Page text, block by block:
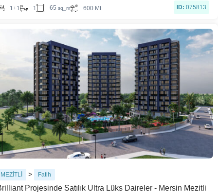
1+1 1 65 sq_m 600 Mt ID: 075813
MEZİTLİ > Fatih
Projesinde Satılık Ultra Lüks Daireler - Mersin Mezitli